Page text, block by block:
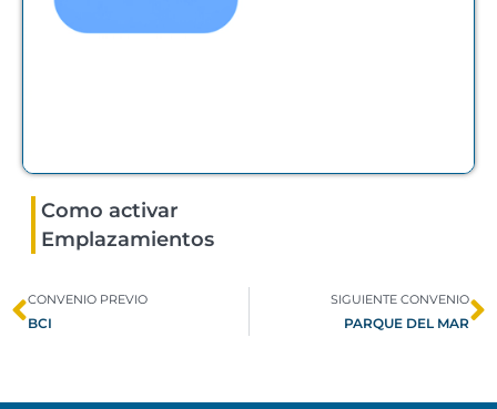
Como activar
Emplazamientos
CONVENIO PREVIO
BCI
SIGUIENTE CONVENIO
PARQUE DEL MAR